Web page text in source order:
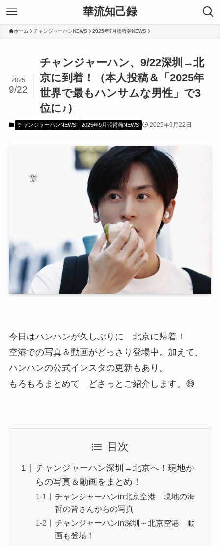
華流知己録
ホーム チャンジャーハンNEWS 2025年9月張哲瀚NEWS
チャンジャーハン、9/22深圳→北
京に到着！（本人投稿＆「2025年
世界で最もハンサムな男性」で3
位に♪）
2025
9/22
チャンジャーハンNEWS 2025年9月張哲瀚NEWS 2025年9月22日
今日はハンハンが久しぶりに 北京に帰着！
空港での写真＆動画がどっさり登場中。加えて、
ハンハンの公式インスタの更新もあり。
もろもろまとめて どさっとご紹介します。😅
目次
チャンジャーハン深圳→北京へ！現地か
らの写真＆動画をまとめ！
チャンジャーハンin北京空港 現地の海
哲の皆さんからの写真
チャンジャーハンin深圳～北京空港 動
画も登場！